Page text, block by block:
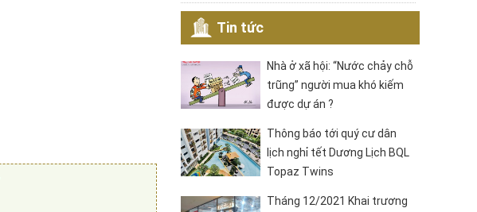
Tin tức
Nhà ở xã hội: “Nước chảy chỗ
trũng” người mua khó kiếm
được dự án ?
Thông báo tới quý cư dân
lịch nghỉ tết Dương Lịch BQL
Topaz Twins
Tháng 12/2021 Khai trương